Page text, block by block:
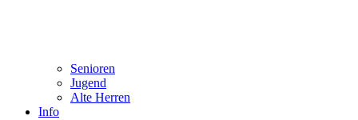
Senioren
Jugend
Alte Herren
Info